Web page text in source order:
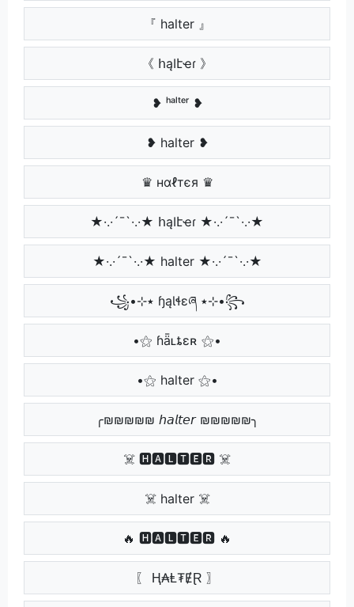
『 halter 』
《 հąӀէҽɾ 》
❥ ʰᵃˡᵗᵉʳ ❥
❥ halter ❥
♛ нαℓтєя ♛
★·.·´¯`·.·★ հąӀէҽɾ ★·.·´¯`·.·★
★·.·´¯`·.·★ halter ★·.·´¯`·.·★
꧁•⊹٭ ɧąƖɬɛཞ ٭⊹•꧂
•⚝ ɦǟʟȶɛʀ ⚝•
•⚝ halter ⚝•
╭₪₪₪₪₪ 𝘩𝘢𝘭𝘵𝘦𝘳 ₪₪₪₪₪╮
☠️ 🅷🅰🅻🆃🅴🆁 ☠️
☠️ halter ☠️
🔥 🅷🅰🅻🆃🅴🆁 🔥
〖 Ⱨ₳Ⱡ₮ɆⱤ 〗